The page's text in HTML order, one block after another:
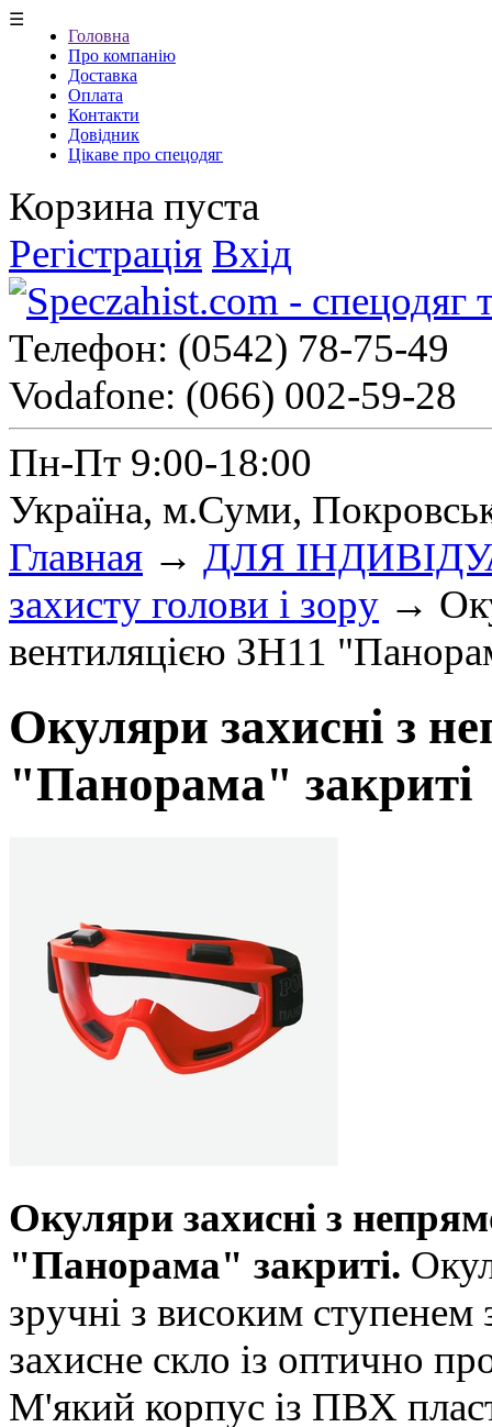
☰
Головна
Про компанію
Доставка
Оплата
Контакти
Довідник
Цікаве про спецодяг
Корзина пуста
Регістрація Вхід
Телефон: (0542) 78-75-49
Vodafone: (066) 002-59-28
Пн-Пт 9:00-18:00
Україна, м.Суми,
Главная → ДЛЯ
захисту голови і зору →
вентиляцією ЗН11
Окуляри захисні з
"Панорама" закриті
Окуляри захисні з
"Панорама" закриті.
зручні з високим
захисне скло із оптично
М'який корпус із ПВХ